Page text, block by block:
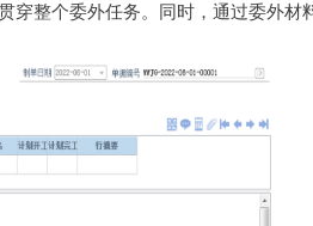
穿整个委外任务。同时，通过委外材